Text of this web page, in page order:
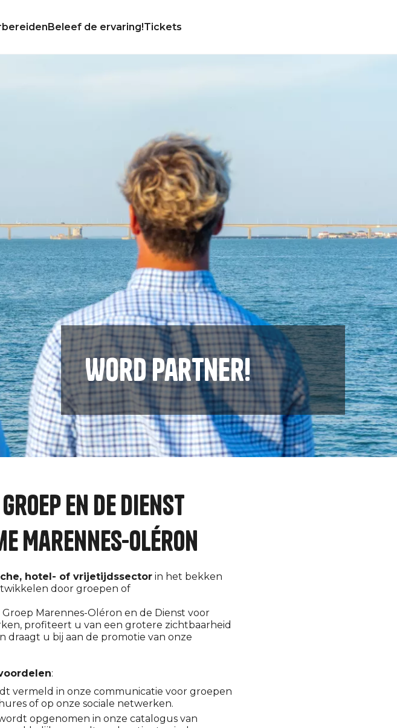
Beleef de ervaring!Tickets
Word partner!
en de Dienst
Marennes-Oléron
hotel- of vrijetijdssector in het bekken
door groepen of
Marennes-Oléron en de Dienst voor
profiteert u van een grotere zichtbaarheid
draagt u bij aan de promotie van onze
:
vermeld in onze communicatie voor groepen
of op onze sociale netwerken.
opgenomen in onze catalogus van